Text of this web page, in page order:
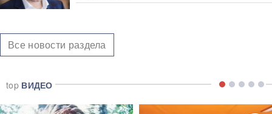
Все новости раздела
top ВИДЕО